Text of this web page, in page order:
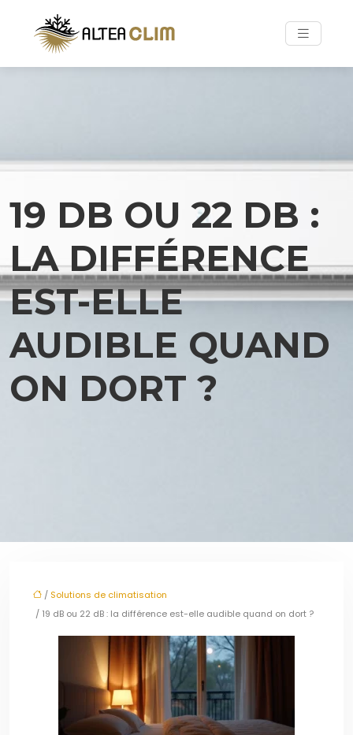
19 DB OU 22 DB :
LA DIFFÉRENCE
EST-ELLE
AUDIBLE QUAND
ON DORT ?
/ Solutions de climatisation
/ 19 dB ou 22 dB : la différence est-elle audible quand on dort ?